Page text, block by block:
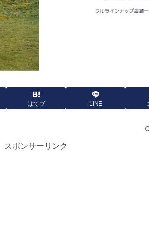
はてブ LINE
スポンサーリンク